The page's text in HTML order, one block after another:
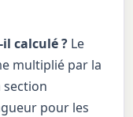
calculé ? Le
multiplié par la
section
pour les